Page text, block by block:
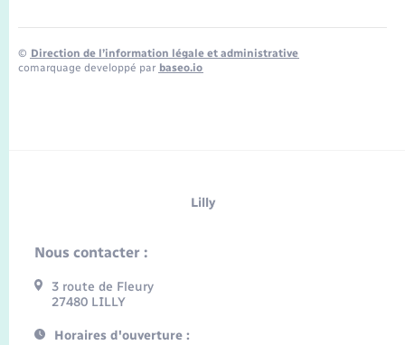
© Direction de l’information légale et administrative
comarquage developpé par baseo.io
Lilly
Nous contacter :
3 route de Fleury
27480 LILLY
Horaires d'ouverture :